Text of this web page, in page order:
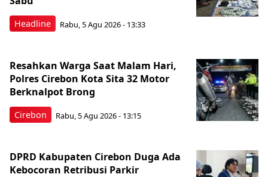
Headline Rabu, 5 Agu 2026 - 13:33
Cirebon
Resahkan Warga Saat Malam Hari,
Polres Cirebon Kota Sita 32 Motor
Berknalpot Brong
Rabu, 5 Agu 2026 - 13:15
DPRD Kabupaten Cirebon Duga Ada
Kebocoran Retribusi Parkir